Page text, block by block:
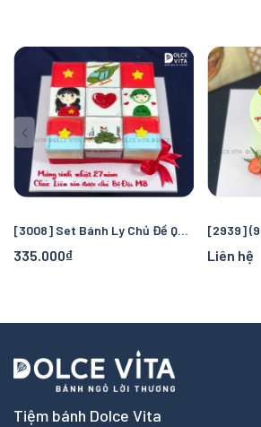
[3008] Set Bánh Ly Chủ Đề Quốc Kỳ Việt Nam Và Bộ Đội
335.000₫ Liên hệ
Tiệm bánh Dolce Vita